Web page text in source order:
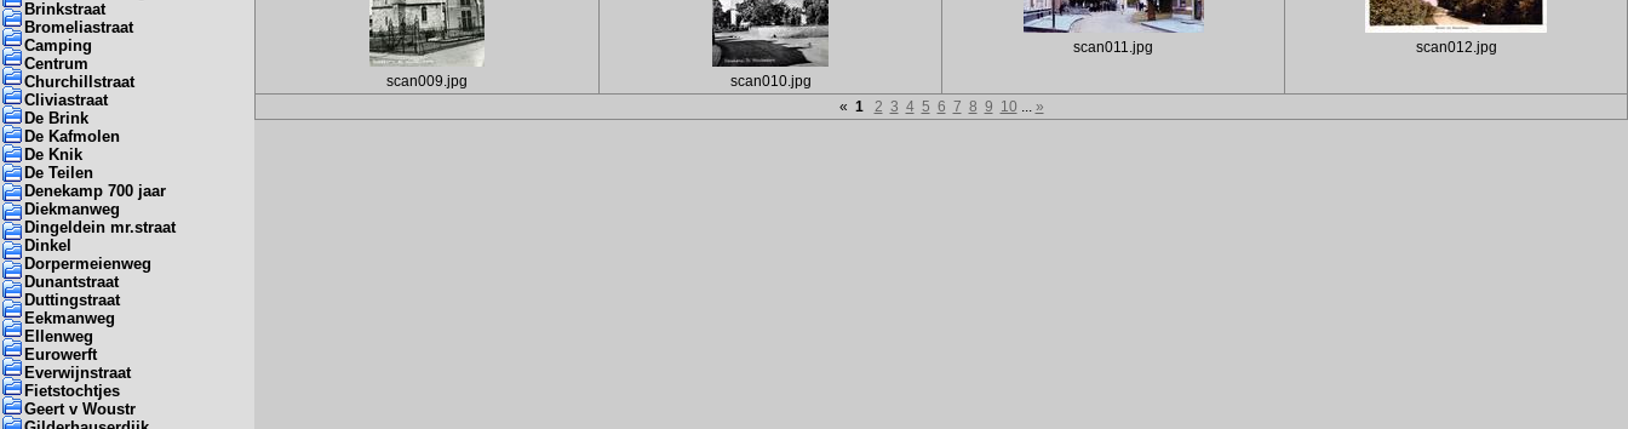
Brinkstraat
Bromeliastraat
Camping
Centrum
Churchillstraat
Cliviastraat
De Brink
De Kafmolen
De Knik
De Teilen
Denekamp 700 jaar
Diekmanweg
Dingeldein mr.straat
Dinkel
Dorpermeienweg
Dunantstraat
Duttingstraat
Eekmanweg
Ellenweg
Eurowerft
Everwijnstraat
Fietstochtjes
Geert v Woustr
scan009.jpg scan010.jpg
scan011.jpg scan012.jpg
« 1 2 3 4 5 6 7 8 9 10 ... »